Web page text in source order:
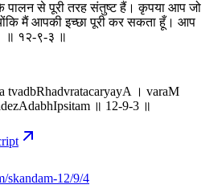
पालन से पूरी तरह संतुष्ट हैं। कृपया आप जो
मैं आपकी इच्छा पूरी कर सकता हूँ। आप
॥ १२-९-३ ॥
tvadbRhadvratacaryayA । varaM
॥ 12-9-3 ॥
skandam-12/9/4